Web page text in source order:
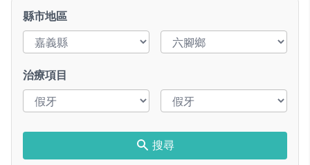
縣市地區
治療項目
搜尋